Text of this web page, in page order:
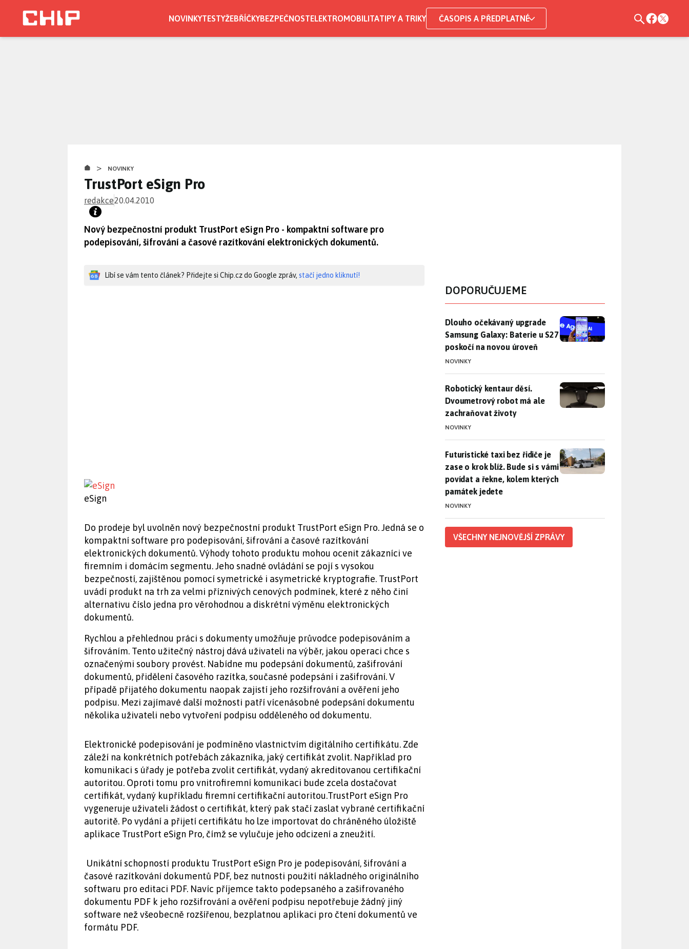
NOVINKYTESTYŽEBŘÍČKYBEZPEČNOSTELEKTROMOBILITATIPY A TRIKY ČASOPIS A PŘEDPLATNÉ
> NOVINKY
TrustPort eSign Pro
redakce20.04.2010
Nový bezpečnostní produkt TrustPort eSign Pro - kompaktní software pro
podepisování, šifrování a časové razítkování elektronických dokumentů.
Líbí se vám tento článek? Přidejte si Chip.cz do Google zpráv, stačí jedno kliknutí!
eSign
Do prodeje byl uvolněn nový bezpečnostní produkt TrustPort eSign Pro. Jedná se o
kompaktní software pro podepisování, šifrování a časové razítkování
elektronických dokumentů. Výhody tohoto produktu mohou ocenit zákazníci ve
firemním i domácím segmentu. Jeho snadné ovládání se pojí s vysokou
bezpečností, zajištěnou pomocí symetrické i asymetrické kryptografie. TrustPort
uvádí produkt na trh za velmi příznivých cenových podmínek, které z něho činí
alternativu číslo jedna pro věrohodnou a diskrétní výměnu elektronických
dokumentů.
Rychlou a přehlednou práci s dokumenty umožňuje průvodce podepisováním a
šifrováním. Tento užitečný nástroj dává uživateli na výběr, jakou operaci chce s
označenými soubory provést. Nabídne mu podepsání dokumentů, zašifrování
dokumentů, přidělení časového razítka, současné podepsání i zašifrování. V
případě přijatého dokumentu naopak zajistí jeho rozšifrování a ověření jeho
podpisu. Mezi zajímavé další možnosti patří vícenásobné podepsání dokumentu
několika uživateli nebo vytvoření podpisu odděleného od dokumentu.
Elektronické podepisování je podmíněno vlastnictvím digitálního certifikátu. Zde
záleží na konkrétních potřebách zákazníka, jaký certifikát zvolit. Například pro
komunikaci s úřady je potřeba zvolit certifikát, vydaný akreditovanou certifikační
autoritou. Oproti tomu pro vnitrofiremní komunikaci bude zcela dostačovat
certifikát, vydaný kupříkladu firemní certifikační autoritou.TrustPort eSign Pro
vygeneruje uživateli žádost o certifikát, který pak stačí zaslat vybrané certifikační
autoritě. Po vydání a přijetí certifikátu ho lze importovat do chráněného úložiště
aplikace TrustPort eSign Pro, čímž se vylučuje jeho odcizení a zneužití.
Unikátní schopností produktu TrustPort eSign Pro je podepisování, šifrování a
časové razítkování dokumentů PDF, bez nutnosti použití nákladného originálního
softwaru pro editaci PDF. Navíc příjemce takto podepsaného a zašifrovaného
dokumentu PDF k jeho rozšifrování a ověření podpisu nepotřebuje žádný jiný
software než všeobecně rozšířenou, bezplatnou aplikaci pro čtení dokumentů ve
formátu PDF.
DOPORUČUJEME
Dlouho očekávaný upgrade Samsung Galaxy: Baterie u S27
Dlouho očekávaný upgrade
Samsung Galaxy: Baterie u S27
poskočí na novou úroveň
NOVINKY
Robotický kentaur děsí. Dvoumetrový robot má ale zachraňovat
Robotický kentaur děsí.
Dvoumetrový robot má ale
zachraňovat životy
NOVINKY
Futuristické taxi bez řidiče je zase o krok blíž. Bude si s vámi
Futuristické taxi bez řidiče je
zase o krok blíž. Bude si s vámi
povídat a řekne, kolem kterých
památek jedete
NOVINKY
VŠECHNY NEJNOVĚJŠÍ ZPRÁVY